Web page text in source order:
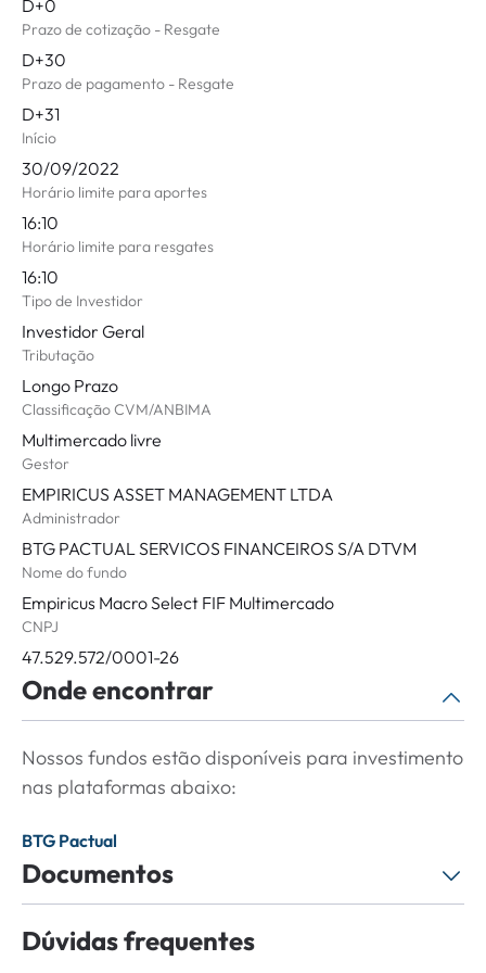
D+0
Prazo de cotização - Resgate
D+30
Prazo de pagamento - Resgate
D+31
Início
30/09/2022
Horário limite para aportes
16:10
Horário limite para resgates
16:10
Tipo de Investidor
Investidor Geral
Tributação
Longo Prazo
Classificação CVM/ANBIMA
Multimercado livre
Gestor
EMPIRICUS ASSET MANAGEMENT LTDA
Administrador
BTG PACTUAL SERVICOS FINANCEIROS S/A DTVM
Nome do fundo
Empiricus Macro Select FIF Multimercado
CNPJ
47.529.572/0001-26
Onde encontrar
Nossos fundos estão disponíveis para investimento
nas plataformas abaixo:
BTG Pactual
Documentos
Detalhamento de Taxas - Empiricus Macro
Dúvidas frequentes